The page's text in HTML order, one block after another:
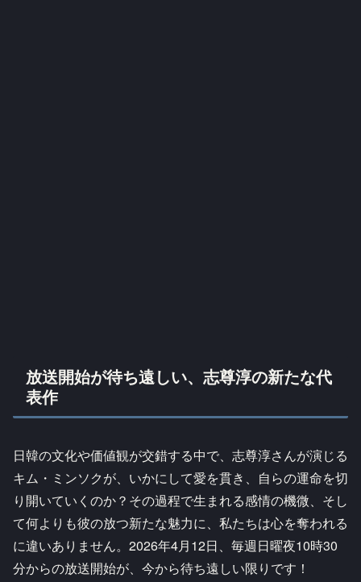
放送開始が待ち遠しい、志尊淳の新たな代
表作
日韓の文化や価値観が交錯する中で、志尊淳さんが演じる
キム・ミンソクが、いかにして愛を貫き、自らの運命を切
り開いていくのか？その過程で生まれる感情の機微、そし
て何よりも彼の放つ新たな魅力に、私たちは心を奪われる
に違いありません。2026年4月12日、毎週日曜夜10時30
分からの放送開始が、今から待ち遠しい限りです！